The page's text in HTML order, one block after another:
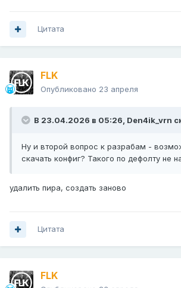
Цитата
FLK
Опубликовано 23 апреля
В 23.04.2026 в 05:26, Den4ik_vrn
Ну и второй вопрос к разрабам -
скачать конфиг? Такого по дефолту не
удалить пира, создать заново
Цитата
FLK